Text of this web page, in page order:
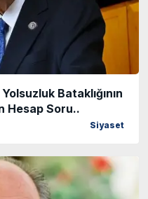
Bataklığının
Hesap Soru..
Siyaset